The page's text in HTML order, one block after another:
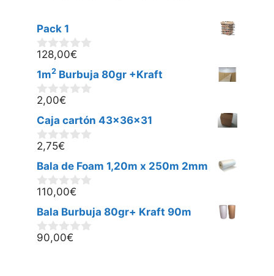
Pack 1
0
d
e
5
128,00€
1m2 Burbuja 80gr +Kraft
0
d
e
5
2,00€
Caja cartón 43x36x31
0
d
e
5
2,75€
Bala de Foam 1,20m x 250m 2mm
0
d
e
5
110,00€
Bala Burbuja 80gr+ Kraft 90m
0
90,00€